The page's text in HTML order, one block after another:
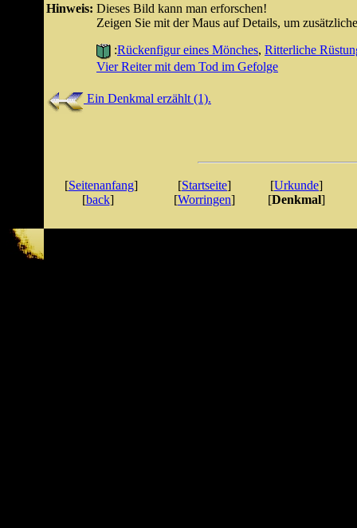
Hinweis: Dieses Bild kann man erforschen!
Zeigen Sie mit der Maus auf Details, um
:Rückenfigur eines Mönches, Ritterliche
Vier Reiter mit dem Tod im Gefolge
Ein Denkmal erzählt (1).
[Seitenanfang]
[back]
[Startseite]
[Worringen]
[Urkunde]
[Denkmal]